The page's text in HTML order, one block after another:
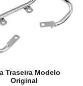
Traseira Modelo
Original